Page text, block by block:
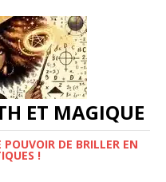
ET MAGIQUE
DE BRILLER EN
!